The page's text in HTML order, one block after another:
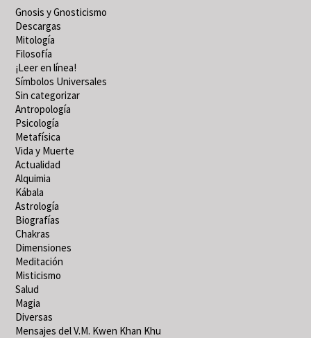
Gnosis y Gnosticismo
Descargas
Mitología
Filosofía
¡Leer en línea!
Símbolos Universales
Sin categorizar
Antropología
Psicología
Metafísica
Vida y Muerte
Actualidad
Alquimia
Kábala
Astrología
Biografías
Chakras
Dimensiones
Meditación
Misticismo
Salud
Magia
Diversas
Mensajes del V.M. Kwen Khan Khu